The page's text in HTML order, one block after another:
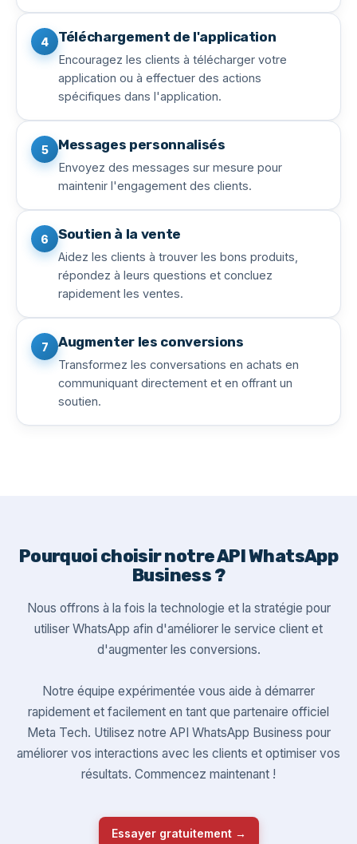
4 Téléchargement de l'application
Encouragez les clients à télécharger votre
application ou à effectuer des actions
spécifiques dans l'application.
5 Messages personnalisés
Envoyez des messages sur mesure pour
maintenir l'engagement des clients.
6 Soutien à la vente
Aidez les clients à trouver les bons produits,
répondez à leurs questions et concluez
rapidement les ventes.
7 Augmenter les conversions
Transformez les conversations en achats en
communiquant directement et en offrant un
soutien.
Pourquoi choisir notre API WhatsApp
Business ?
Nous offrons à la fois la technologie et la stratégie pour
utiliser WhatsApp afin d'améliorer le service client et
d'augmenter les conversions.
Notre équipe expérimentée vous aide à démarrer
rapidement et facilement en tant que partenaire officiel
Meta Tech. Utilisez notre API WhatsApp Business pour
améliorer vos interactions avec les clients et optimiser vos
résultats. Commencez maintenant !
Essayer gratuitement →